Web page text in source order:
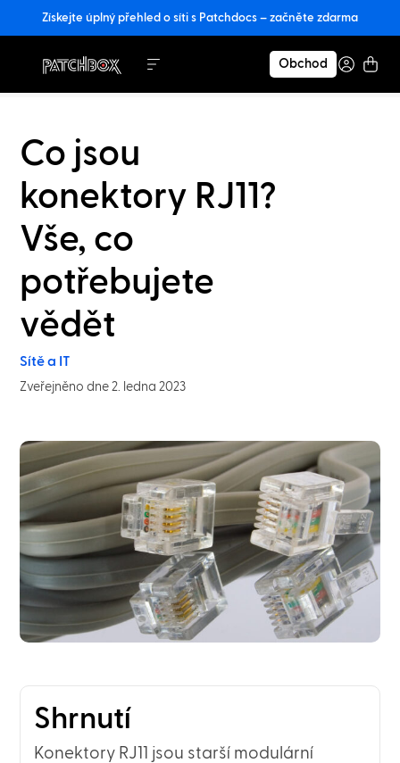
Získejte úplný přehled o síti s Patchdocs – začněte zdarma
Obchod
Co jsou
konektory RJ11?
Vše, co
potřebujete
vědět
Sítě a IT
Zveřejněno dne 2. ledna 2023
Shrnutí
Konektory RJ11 jsou starší modulární